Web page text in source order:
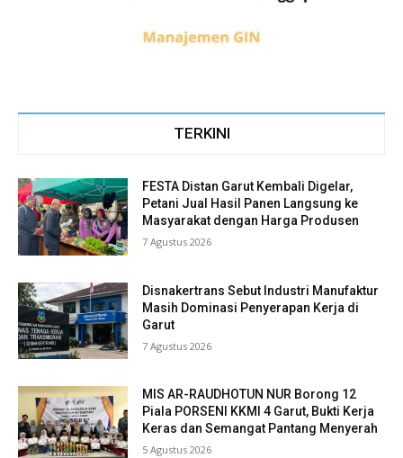
TERKINI
FESTA Distan Garut Kembali Digelar,
Petani Jual Hasil Panen Langsung ke
Masyarakat dengan Harga Produsen
7 Agustus 2026
Disnakertrans Sebut Industri Manufaktur
Masih Dominasi Penyerapan Kerja di
Garut
7 Agustus 2026
MIS AR-RAUDHOTUN NUR Borong 12
Piala PORSENI KKMI 4 Garut, Bukti Kerja
Keras dan Semangat Pantang Menyerah
5 Agustus 2026